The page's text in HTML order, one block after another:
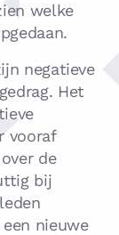
welke
negatieve
Het
vooraf
de
bij
nieuwe